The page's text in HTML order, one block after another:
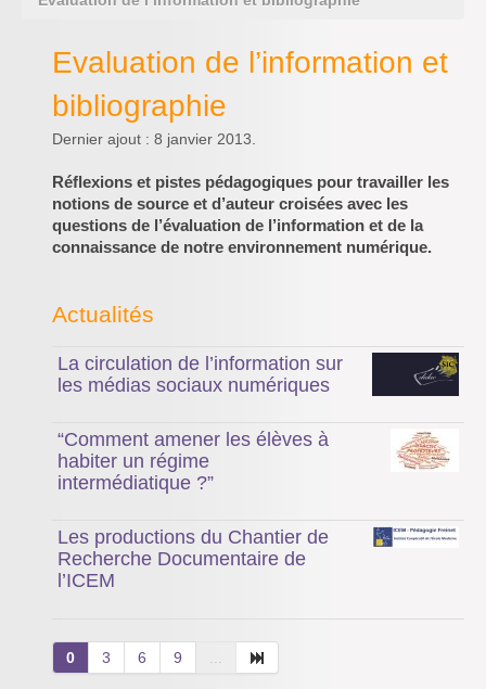
Nos outils de partage
Evaluation de l’information et
bibliographie
Dernier ajout : 8 janvier 2013.
Réflexions et pistes pédagogiques pour travailler les
notions de source et d’auteur croisées avec les
questions de l’évaluation de l’information et de la
connaissance de notre environnement numérique.
Actualités
La circulation de l’information sur
les médias sociaux numériques
“Comment amener les élèves à
habiter un régime
intermédiatique ?”
Les productions du Chantier de
Recherche Documentaire de
l’ICEM
0 3 6 9